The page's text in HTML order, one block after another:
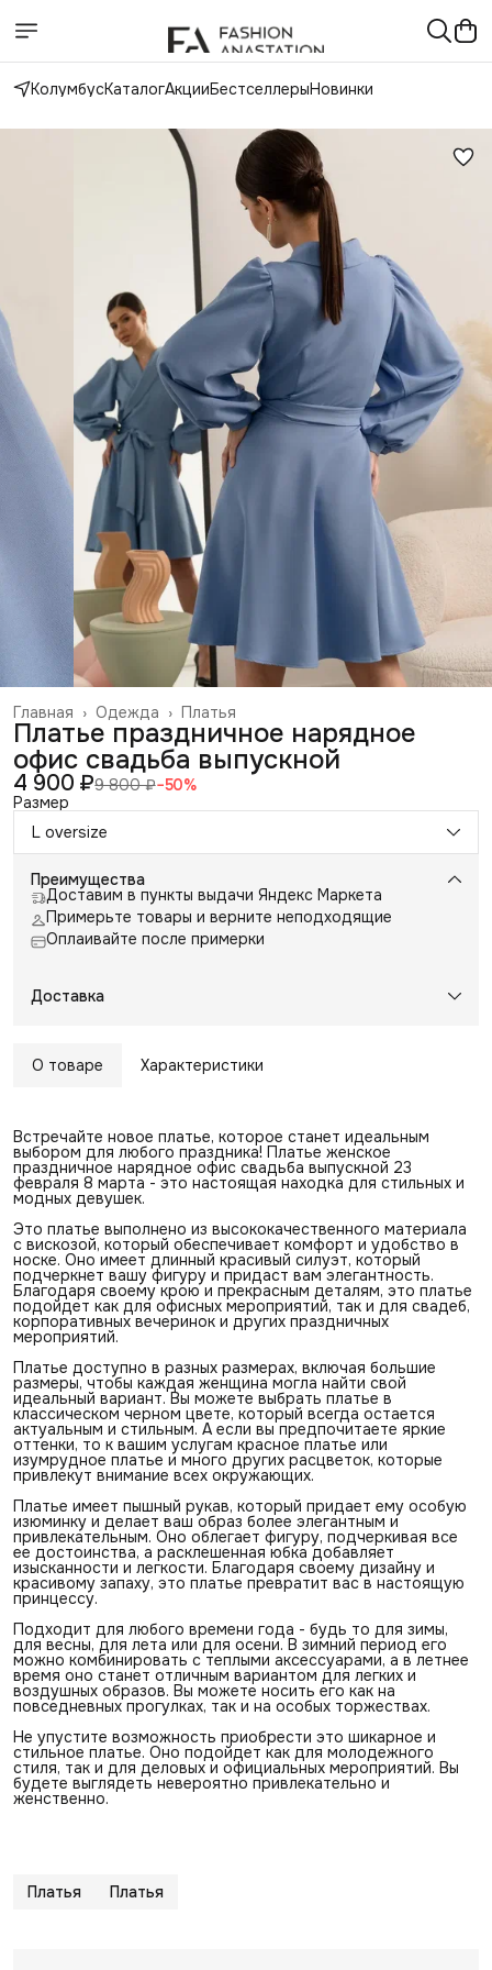
КолумбусКаталогАкцииБестселлерыНовинки
Платья
Одежда ›
Главная ›
Платье праздничное нарядное
офис свадьба выпускной
4 900 ₽9 800 ₽−50%
Размер
L oversize
Преимущества
Доставим в пункты выдачи Яндекс Маркета
Примерьте товары и верните неподходящие
Оплаивайте после примерки
Доставка
О товаре Характеристики
Встречайте новое платье, которое станет идеальным
выбором для любого праздника! Платье женское
праздничное нарядное офис свадьба выпускной 23
февраля 8 марта - это настоящая находка для стильных и
модных девушек.
Это платье выполнено из высококачественного материала
с вискозой, который обеспечивает комфорт и удобство в
носке. Оно имеет длинный красивый силуэт, который
подчеркнет вашу фигуру и придаст вам элегантность.
Благодаря своему крою и прекрасным деталям, это платье
подойдет как для офисных мероприятий, так и для свадеб,
корпоративных вечеринок и других праздничных
мероприятий.
Платье доступно в разных размерах, включая большие
размеры, чтобы каждая женщина могла найти свой
идеальный вариант. Вы можете выбрать платье в
классическом черном цвете, который всегда остается
актуальным и стильным. А если вы предпочитаете яркие
оттенки, то к вашим услугам красное платье или
изумрудное платье и много других расцветок, которые
привлекут внимание всех окружающих.
Платье имеет пышный рукав, который придает ему особую
изюминку и делает ваш образ более элегантным и
привлекательным. Оно облегает фигуру, подчеркивая все
ее достоинства, а расклешенная юбка добавляет
изысканности и легкости. Благодаря своему дизайну и
красивому запаху, это платье превратит вас в настоящую
принцессу.
Подходит для любого времени года - будь то для зимы,
для весны, для лета или для осени. В зимний период его
можно комбинировать с теплыми аксессуарами, а в летнее
время оно станет отличным вариантом для легких и
воздушных образов. Вы можете носить его как на
повседневных прогулках, так и на особых торжествах.
Не упустите возможность приобрести это шикарное и
стильное платье. Оно подойдет как для молодежного
стиля, так и для деловых и официальных мероприятий. Вы
будете выглядеть невероятно привлекательно и
женственно.
Платья Платья